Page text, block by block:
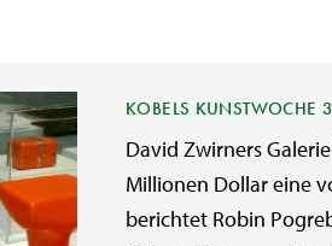
KOBELS KUNSTWOCHE
David Zwirners
Millionen Dollar eine
berichtet Robin